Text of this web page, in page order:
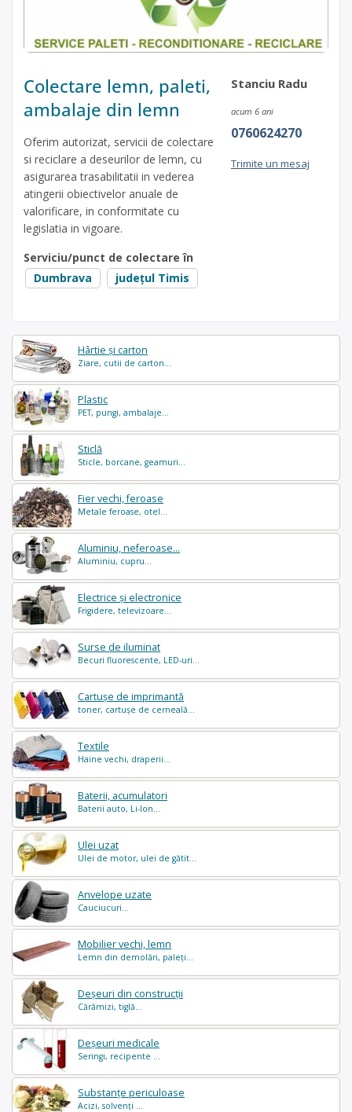
Hârtie și carton
Ziare, cutii de carton...
Plastic
PET, pungi, ambalaje...
Sticlă
Sticle, borcane, geamuri...
Fier vechi, feroase
Metale feroase, otel...
Aluminiu, neferoase...
Aluminiu, cupru...
Electrice și electronice
Frigidere, televizoare...
Surse de iluminat
Becuri fluorescente, LED-uri...
Cartușe de imprimantă
toner, cartușe de cerneală...
Textile
Haine vechi, draperii...
Baterii, acumulatori
Baterii auto, Li-Ion...
Ulei uzat
Ulei de motor, ulei de gătit...
Anvelope uzate
Cauciucuri...
Mobilier vechi, lemn
Lemn din demolări, paleți...
Deșeuri din construcții
Cărămizi, tiglă...
Deșeuri medicale
Seringi, recipente ...
Substanțe periculoase
Acizi, solvenți ...
Colectare lemn, paleti,
ambalaje din lemn
Oferim autorizat, servicii de colectare
si reciclare a deseurilor de lemn, cu
asigurarea trasabilitatii in vederea
atingerii obiectivelor anuale de
valorificare, in conformitate cu
legislatia in vigoare.
Serviciu/punct de colectare în
Dumbrava
județul Timis
Stanciu Radu
acum 6 ani
0760624270
Trimite un mesaj